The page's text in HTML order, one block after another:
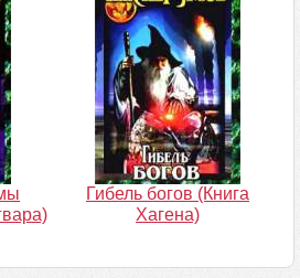
Гибель богов (Книга
Хагена)